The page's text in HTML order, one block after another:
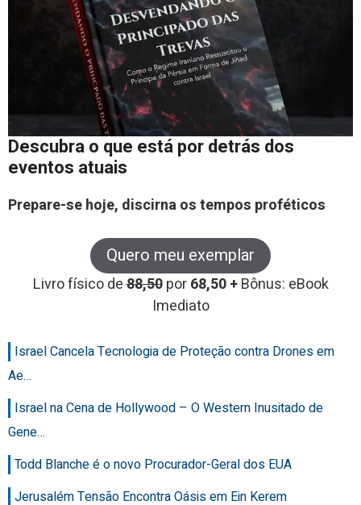
Descubra o que está por detrás dos
eventos atuais
Prepare-se hoje, discirna os tempos proféticos
Quero meu exemplar
Livro físico de88,50 por68,50 +Bônus: eBook
Imediato
Israel Cancela Tecnologia de Proteção contra Drones em
Ae…
Israel na Cena de Hollywood – O Western Inusitado de
Gene…
Todd Blanche é o novo Procurador-Geral dos EUA
Jerusalém Tensão Encontra Oásis em Ein Kerem